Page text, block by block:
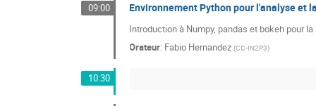
09:00 Environnement Python pour l'analyse et
Introduction à Numpy, pandas et bokeh pour
Orateur: Fabio Hernandez (CC-IN2P3)
10:30